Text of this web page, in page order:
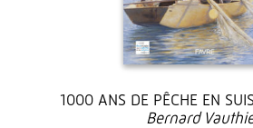
1000 ANS DE PÊCHE EN
Bernard